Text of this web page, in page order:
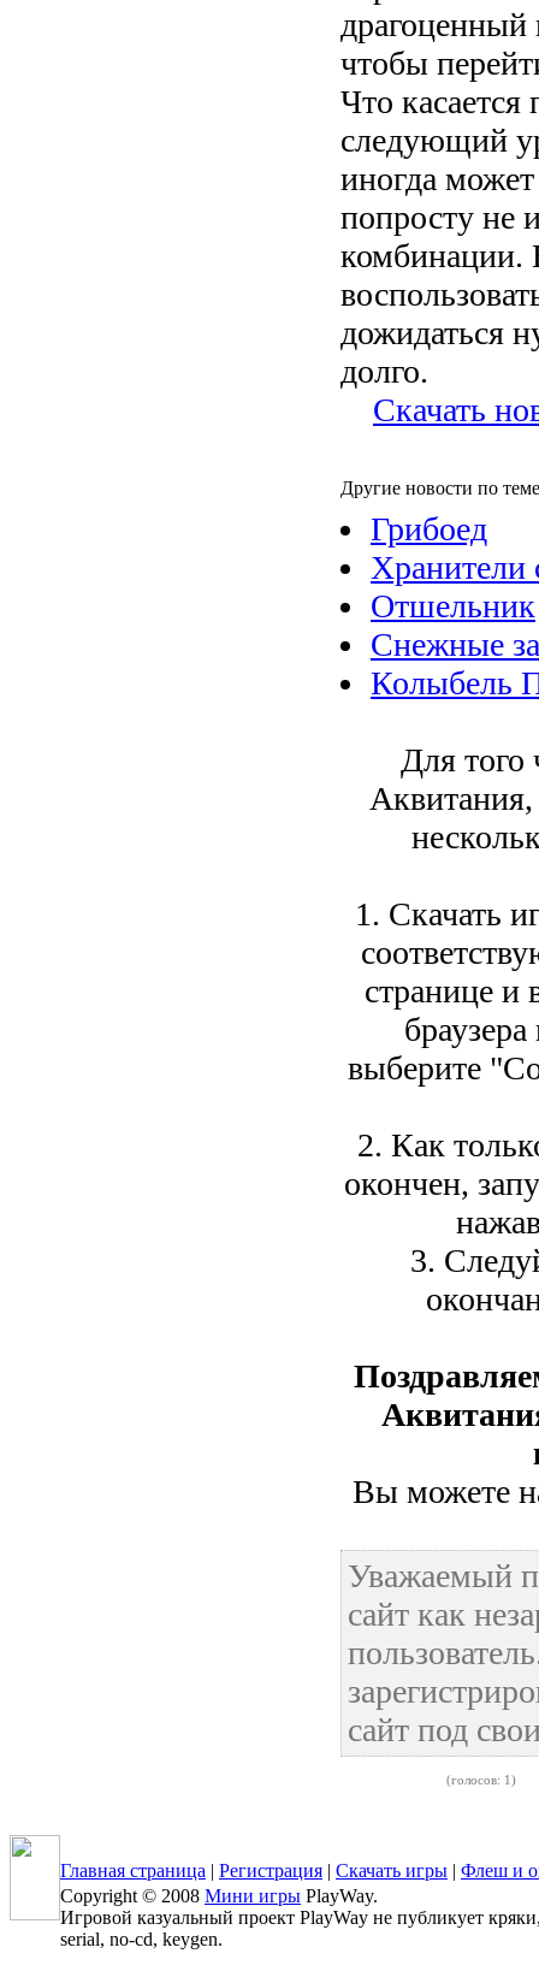
драгоценный
чтобы
Что
следующий
иногда может
попросту не
комбинации.
дожидаться
долго.
Скачать
Другие новости по
Грибоед
Хранители
Отшельник
Снежные
Колыбель
Для того
1. Скачать
странице и
выберите
2. Как
окончен,
3.
Вы можете
Уважаемый
сайт как
сайт под
(голосов: 1)
Главная страница | Регистрация | Скачать игры | Флеш и
Copyright © 2008 Мини игры PlayWay.
Игровой казуальный проект PlayWay не публикует
serial, no-cd, keygen.